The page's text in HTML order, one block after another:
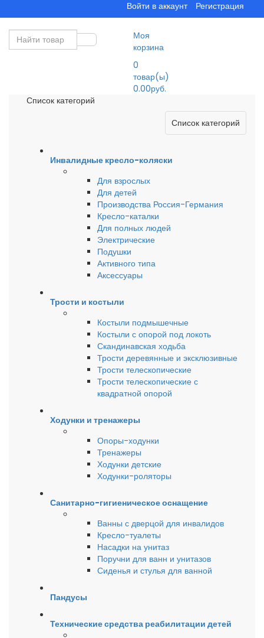
Войти в аккаунт Регистрация
Моя
корзина
0
товар(ы)
0.00руб.
Список категорий
Список категорий
Инвалидные кресло-коляски
Для взрослых
Для детей
Производства Россия-Германия
Кресло-каталки
Для полных людей
Электрические
Подушки
Активного типа
Аксессуары
Трости и костыли
Костыли подмышечные
Костыли с опорой под локоть
Скандинавская ходьба
Трости деревянные и эксклюзивные
Трости телескопические
Трости телескопические с
квадратной опорой
Ходунки и тренажеры
Опоры-ходунки
Тренажеры
Ходунки детские
Ходунки-роляторы
Санитарно-гигиеническое оснащение
Ванны с дверцой для инвалидов
Кресло-туалеты
Насадки на унитаз
Поручни для ванн и унитазов
Сиденья и стулья для ванной
Пандусы
Технические средства реабилитации детей